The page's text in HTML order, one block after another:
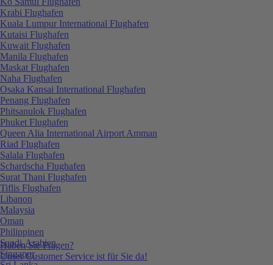
Haben Sie Fragen?
Unser Customer Service ist für Sie da!
Krabi Flughafen
Kuala Lumpur International Flughafen
Kutaisi Flughafen
Kuwait Flughafen
Manila Flughafen
Maskat Flughafen
Naha Flughafen
Osaka Kansai International Flughafen
Penang Flughafen
Phitsanulok Flughafen
Phuket Flughafen
Queen Alia International Airport Amman
Riad Flughafen
Salala Flughafen
Schardscha Flughafen
Surat Thani Flughafen
Tiflis Flughafen
Libanon
Malaysia
Oman
Philippinen
Saudi-Arabien
Singapur